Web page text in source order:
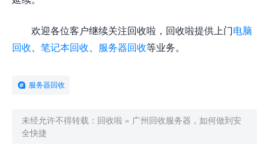
欢迎各位客户继续关注回收啦，回收啦提供上门电脑
回收
笔记本回收 服务器回收等业务。
服务器回收
未经允许不得转载： 回收啦 » 广州回收服务器，如何做到安
全快捷